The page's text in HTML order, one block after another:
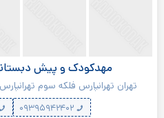
مهدکودک و پیش دبستانی
اورومی